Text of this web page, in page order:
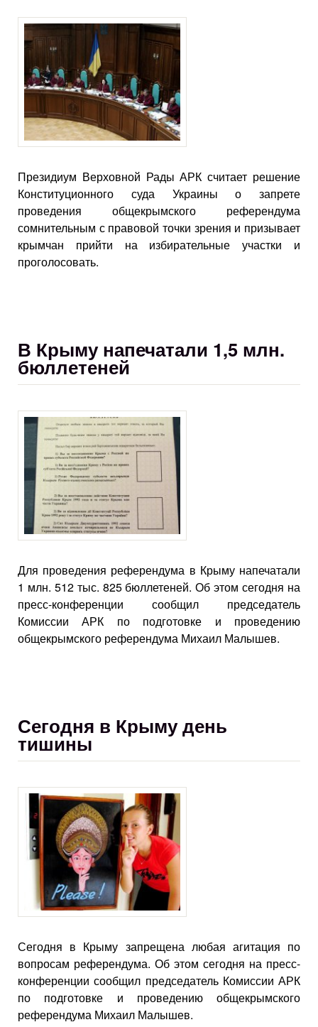
Президиум Верховной Рады АРК считает решение
Конституционного суда Украины о запрете
проведения общекрымского референдума
сомнительным с правовой точки зрения и призывает
крымчан прийти на избирательные участки и
проголосовать.
В Крыму напечатали 1,5 млн.
бюллетеней
Для проведения референдума в Крыму напечатали
1 млн. 512 тыс. 825 бюллетеней. Об этом сегодня на
пресс-конференции сообщил председатель
Комиссии АРК по подготовке и проведению
общекрымского референдума Михаил Малышев.
Сегодня в Крыму день
тишины
Сегодня в Крыму запрещена любая агитация по
вопросам референдума. Об этом сегодня на пресс-
конференции сообщил председатель Комиссии АРК
по подготовке и проведению общекрымского
референдума Михаил Малышев.